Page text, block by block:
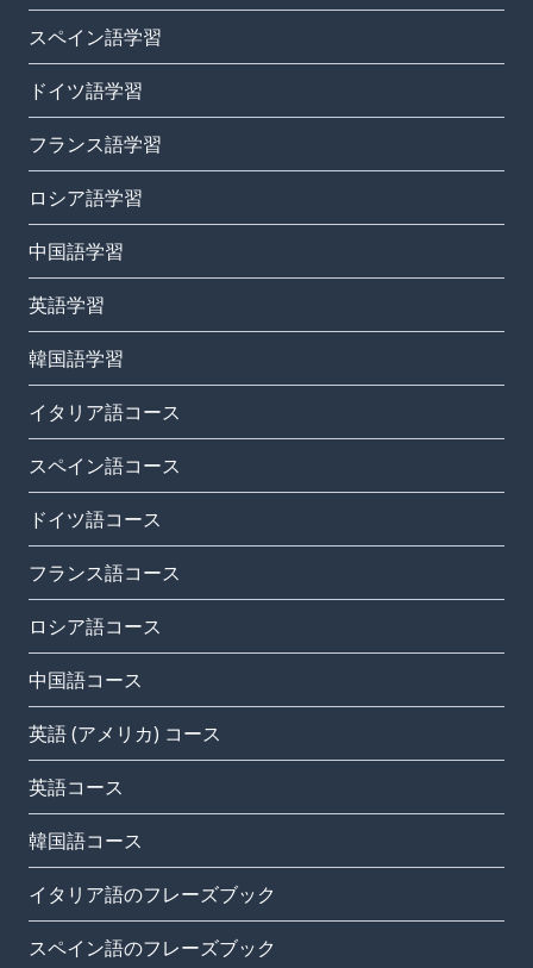
スペイン語学習
ドイツ語学習
フランス語学習
ロシア語学習
中国語学習
英語学習
韓国語学習
イタリア語コース
スペイン語コース
ドイツ語コース
フランス語コース
ロシア語コース
中国語コース
英語 (アメリカ) コース
英語コース
韓国語コース
イタリア語のフレーズブック
スペイン語のフレーズブック